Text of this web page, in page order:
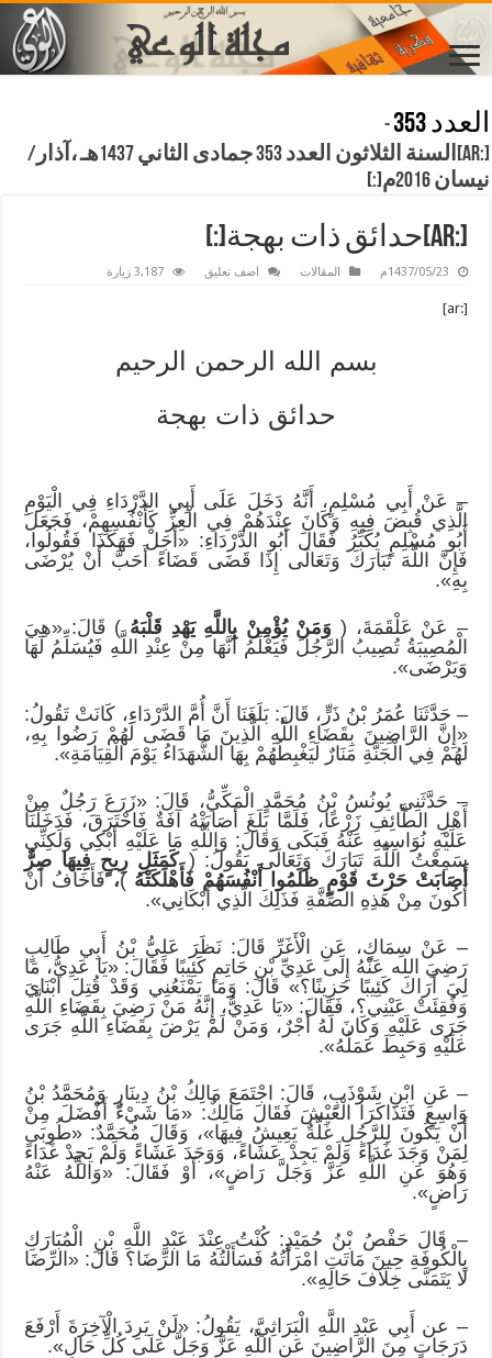
العدد 353
-
[:ar]السنة الثلاثون العدد 353 جمادى الثاني 1437هـ ،آذار/
نيسان 2016م[:]
[:ar]حدائق ذات بهجة[:]
1437/05/23م المقالات اضف تعليق 3,187 زيارة
[:ar]
بسم الله الرحمن الرحيم
حدائق ذات بهجة
– عَنْ أَبِي مُسْلِمٍ، أَنَّهُ دَخَلَ عَلَى أَبِي الدَّرْدَاءِ فِي الْيَوْمِ
الَّذِي قُبِضَ فِيهِ وَكَانَ عِنْدَهُمْ فِي الْعِزِّ كَأَنْفُسِهِمْ، فَجَعَلَ
أَبُو مُسْلِمٍ يُكَبِّرُ فَقَالَ أَبُو الدَّرْدَاءِ: «أَجَلْ فَهَكَذَا فَقُولُوا،
فَإِنَّ اللَّهَ تَبَارَكَ وَتَعَالَى إِذَا قَضَى قَضَاءً أَحَبَّ أَنْ يُرْضَى
بِهِ».
– عَنْ عَلْقَمَةَ، ( وَمَنْ يُؤْمِنْ بِاللَّهِ يَهْدِ قَلْبَهُ ) قَالَ: «هِيَ
الْمُصِيبَةُ تُصِيبُ الرَّجُلَ فَيَعْلَمُ أَنَّهَا مِنْ عِنْدِ اللَّهِ فَيُسَلِّمُ لَهَا
وَيَرْضَى».
– حَدَّثَنَا عُمَرُ بْنُ ذَرٍّ، قَالَ: بَلَغَنَا أَنَّ أُمَّ الدَّرْدَاءِ، كَانَتْ تَقُولُ:
«إِنَّ الرَّاضِينَ بِقَضَاءِ اللَّهِ الَّذِينَ مَا قَضَى لَهُمْ رَضُوا بِهِ،
لَهُمْ فِي الْجَنَّةِ مَنَارٌ لَيَغْبِطُهُمْ بِهَا الشُّهَدَاءُ يَوْمَ الْقِيَامَةِ».
– حَدَّثَنِي يُونُسُ بْنُ مُحَمَّدٍ الْمَكِّيُّ، قَالَ: «زَرَعَ رَجُلٌ مِنْ
أَهْلِ الطَّائِفِ زَرْعًا، فَلَمَّا بَلَغَ أَصَابَتْهُ آفَةٌ فَاحْتَرَقَ، فَدَخَلْنَا
عَلَيْهِ نُوَاسِيهِ عَنْهُ فَبَكَى وَقَالَ: وَاللَّهِ مَا عَلَيْهِ أَبْكِي وَلَكِنِّي
سَمِعْتُ اللَّهَ تَبَارَكَ وَتَعَالَى يَقُولُ: (كَمَثَلِ رِيحٍ فِيهَا صِرٌّ
أَصَابَتْ حَرْثَ قَوْمٍ ظَلَمُوا أَنْفُسَهُمْ فَأَهْلَكَتْهُ )،فَأَخَافُ أَنْ
أَكُونَ مِنْ هَذِهِ الصِّفَّةِ فَذَلِكَ الَّذِي أَبْكَانِي».
– عَنْ سِمَاكٍ، عَنِ الْأَغَرِّ قَالَ: نَظَرَ عَلِيُّ بْنُ أَبِي طَالِبٍ
رَضِيَ الله عَنْهُ إِلَى عَدِيِّ بْنِ حَاتِمٍ كَئِيبًا فَقَالَ: «يَا عَدِيُّ، مَا
لِيَ أَرَاكَ كَئِيبًا حَزِينًا؟» قَالَ: وَمَا يَمْنَعُنِي وَقَدْ قُتِلَ ابْنَايَ
وَفُقِئَتْ عَيْنِي؟، فَقَالَ: «يَا عَدِيُّ، إِنَّهُ مَنْ رَضِيَ بِقَضَاءِ اللَّهِ
جَرَى عَلَيْهِ وَكَانَ لَهُ أَجْرٌ، وَمَنْ لَمْ يَرْضَ بِقَضَاءِ اللَّهِ جَرَى
عَلَيْهِ وَحَبِطَ عَمَلُهُ».
– عَنِ ابْنِ شَوْذَبٍ، قَالَ: اجْتَمَعَ مَالِكُ بْنُ دِينَارٍ وَمُحَمَّدُ بْنُ
وَاسِعٍ فَتَذَاكَرَا الْعَيْشَ فَقَالَ مَالِكٌ: «مَا شَيْءٌ أَفْضَلَ مِنْ
أَنْ يَكُونَ لِلرَّجُلِ غَلَّةٌ يَعِيشُ فِيهَا»، وَقَالَ مُحَمَّدٌ: «طُوبَى
لِمَنْ وَجَدَ غَدَاءً وَلَمْ يَجِدْ عَشَاءً، وَوَجَدَ عَشَاءً وَلَمْ يَجِدْ غَدَاءً
وَهُوَ عَنِ اللَّهِ عَزَّ وَجَلَّ رَاضٍ»، أَوْ فَقَالَ: «وَاللَّهُ عَنْهُ
رَاضٍ».
– قَالَ حَفْصُ بْنُ حُمَيْدٍ: كُنْتُ عِنْدَ عَبْدِ اللَّهِ بْنِ الْمُبَارَكِ
بِالْكُوفَةِ حِينَ مَاتَتِ امْرَأَتُهُ فَسَأَلْتُهُ مَا الرِّضَا؟ قَالَ: «الرِّضَا
لَا يَتَمَنَّى خِلَافَ حَالِهِ».
– عن أَبِي عَبْدِ اللَّهِ الْبَرَاثِيَّ، يَقُولُ: «لَنْ يَرِدَ الْآخِرَةَ أَرْفَعَ
دَرَجَاتٍ مِنَ الرَّاضِينَ عَنِ اللَّهِ عَزَّ وَجَلَّ عَلَى كُلِّ حَالٍ».